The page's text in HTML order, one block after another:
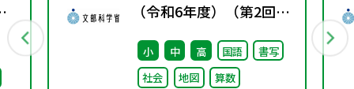
（令和6年度）（第2回）
配付資料
小 中 高 国語
書写
社会
地図
算数